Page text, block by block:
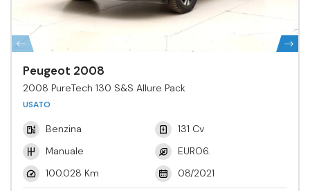
Peugeot 2008
2008 PureTech 130 S&S Allure Pack
USATO
Benzina
131 Cv
Manuale
EURO6.
100.028 Km
08/2021